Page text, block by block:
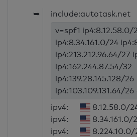
➥
include:autotask.net
v=spf1 ip4:8.12.58.0/
ip4:8.34.161.0/24
ip4:213.212.96.64/27
ip4:162.244.87.54/32
ip4:139.28.145.128/26
ip4:103.109.131.64/26
ipv4:
8.12.58.0/
ipv4:
8.34.161.0/
ipv4:
8.224.10.0/